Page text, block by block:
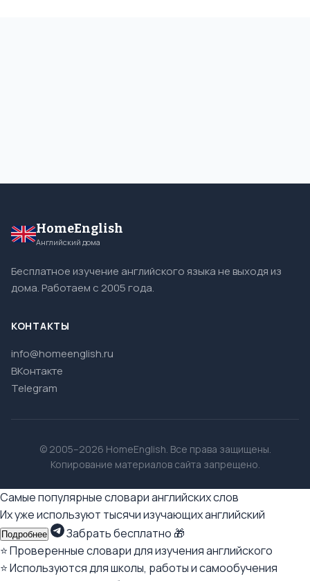
HomeEnglish
Английский дома
Бесплатное изучение английского языка не выходя из
дома. Работаем с 2005 года.
КОНТАКТЫ
info@homeenglish.ru
ВКонтакте
Telegram
© 2005–2026 HomeEnglish. Все права защищены.
Копирование материалов сайта запрещено.
Самые популярные словари английских слов
Их уже используют тысячи изучающих английский
Подробнее
Забрать бесплатно 🎁
⭐ Проверенные словари для изучения английского
⭐ Используются для школы, работы и самообучения